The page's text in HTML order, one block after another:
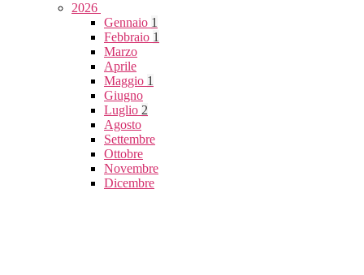
2026
Gennaio 1
Febbraio 1
Marzo
Aprile
Maggio 1
Giugno
Luglio 2
Agosto
Settembre
Ottobre
Novembre
Dicembre